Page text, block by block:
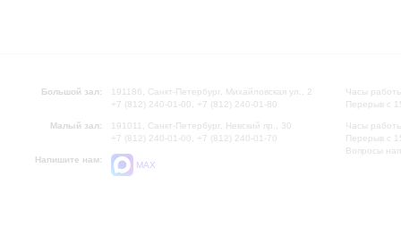
Большой зал:
191186, Санкт-Петербург, Михайловская ул., 2
+7 (812) 240-01-00, +7 (812) 240-01-80
Малый зал:
191011, Санкт-Петербург, Невский пр., 30
+7 (812) 240-01-00, +7 (812) 240-01-70
Напишите нам:
MAX
Часы
Перерыв с
Часы
Перерыв с
Вопросы